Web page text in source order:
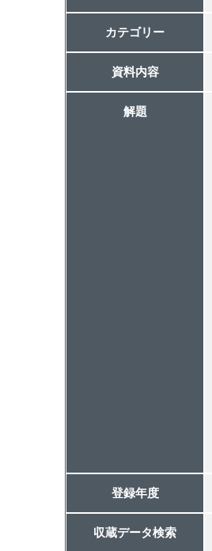
カテゴリー
資料内容
解題
登録年度
収蔵データ検索